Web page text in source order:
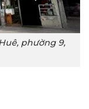
phường 9,